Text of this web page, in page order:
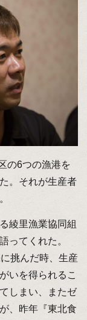
の6つの漁港を
。それが生産者
綾里漁業協同組
ってくれた。
挑んだ時、生産
いを得られるこ
しまい、またゼ
、昨年『東北食